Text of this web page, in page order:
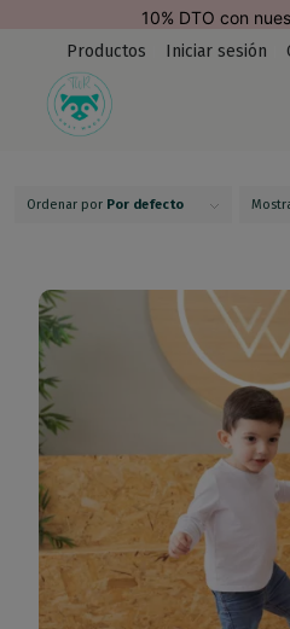
Envío Gratis.
Productos
Iniciar sesión
Ordenar por Por defecto